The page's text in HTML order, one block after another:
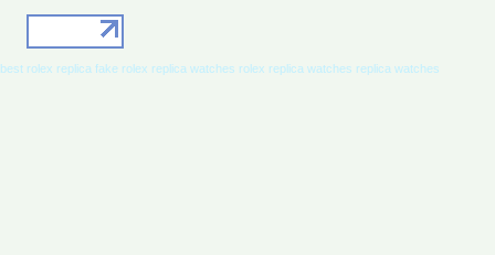
best rolex replica fake rolex replica watches rolex replica watches replica watches